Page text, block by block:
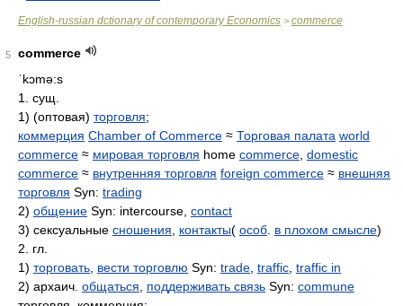
English-russian dctionary of contemporary Economics > commerce
5
commerce
ˈkɔmə:s
1. сущ.
1) (оптовая) торговля;
коммерция Chamber of Commerce ≈ Торговая палата world
commerce ≈ мировая торговля home commerce domestic
commerce ≈ внутренняя торговля foreign commerce ≈ внешняя
торговля Syn: trading
2) общение Syn: intercourse, contact
3) сексуальные сношения контакты( особ в плохом смысле)
2. гл.
1) торговать вести торговлю Syn: trade traffic traffic in
2) архаич. общаться поддерживать связь Syn: commune